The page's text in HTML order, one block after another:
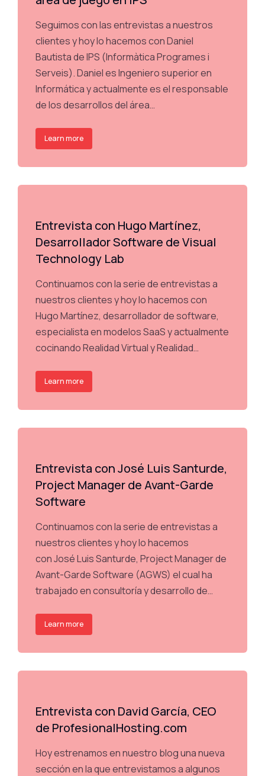
Seguimos con las entrevistas a nuestros
clientes y hoy lo hacemos con Daniel
Bautista de IPS (Informàtica Programes i
Serveis). Daniel es Ingeniero superior en
Informática y actualmente es el responsable
de los desarrollos del área…
Learn more
Entrevista con Hugo Martínez,
Desarrollador Software de Visual
Technology Lab
Continuamos con la serie de entrevistas a
nuestros clientes y hoy lo hacemos con
Hugo Martínez, desarrollador de software,
especialista en modelos SaaS y actualmente
cocinando Realidad Virtual y Realidad…
Learn more
Entrevista con José Luis Santurde,
Project Manager de Avant-Garde
Software
Continuamos con la serie de entrevistas a
nuestros clientes y hoy lo hacemos
con José Luis Santurde, Project Manager de
Avant-Garde Software (AGWS) el cual ha
trabajado en consultoría y desarrollo de…
Learn more
Entrevista con David García, CEO
de ProfesionalHosting.com
Hoy estrenamos en nuestro blog una nueva
sección en la que entrevistamos a algunos